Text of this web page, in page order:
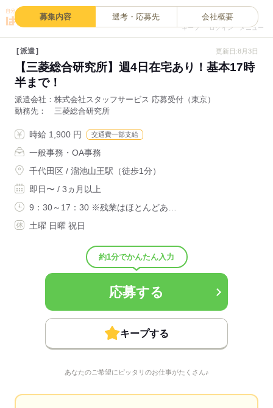
キープ ログイン メニュー
募集内容 選考・応募先 会社概要
派遣 更新日:8月3日
【三菱総合研究所】週4日在宅あり！基本17時
半まで！
派遣会社
株式会社スタッフサービス 応募受付（東京）
勤務先
三菱総合研究所
時給 1,900 円 交通費一部支給
一般事務・OA事務
千代田区 / 溜池山王駅（徒歩1分）
即日〜 / 3ヵ月以上
9：30～17：30 ※残業はほとんどあ…
土曜 日曜 祝日
約1分でかんたん入力
応募する
キープする
あなたのご希望にピッタリのお仕事がたくさん♪